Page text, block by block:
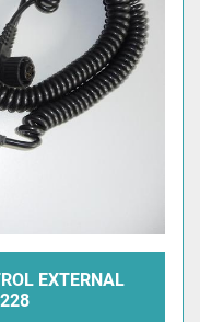
EXTERNAL